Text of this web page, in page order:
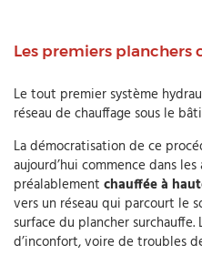
Les premiers planchers
Le tout premier système
réseau de chauffage sous le
La démocratisation de ce
aujourd’hui commence dans les
préalablement chauffée à
vers un réseau qui parcourt le
surface du plancher
d’inconfort, voire de troubles